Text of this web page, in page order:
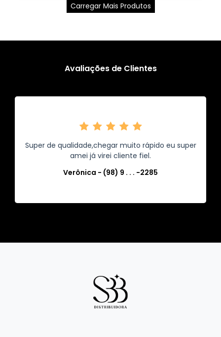
Carregar Mais Produtos
Avaliações de Clientes
Super de qualidade,chegar muito rápido eu super
amei já virei cliente fiel.
Verônica - (98) 9 . . . -2285